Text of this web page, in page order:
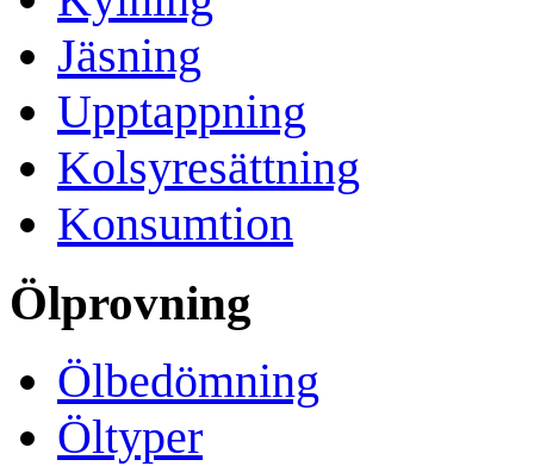
Jäsning
Upptappning
Kolsyresättning
Konsumtion
Ölprovning
Ölbedömning
Öltyper